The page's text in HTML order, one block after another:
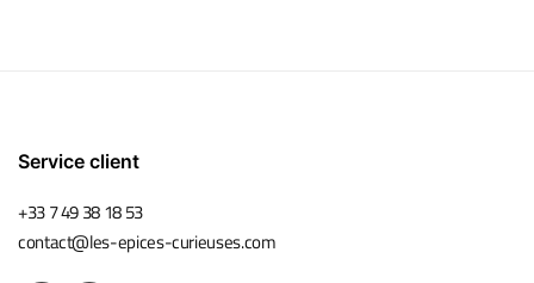
Service client
+33 7 49 38 18 53
contact@les-epices-curieuses.com